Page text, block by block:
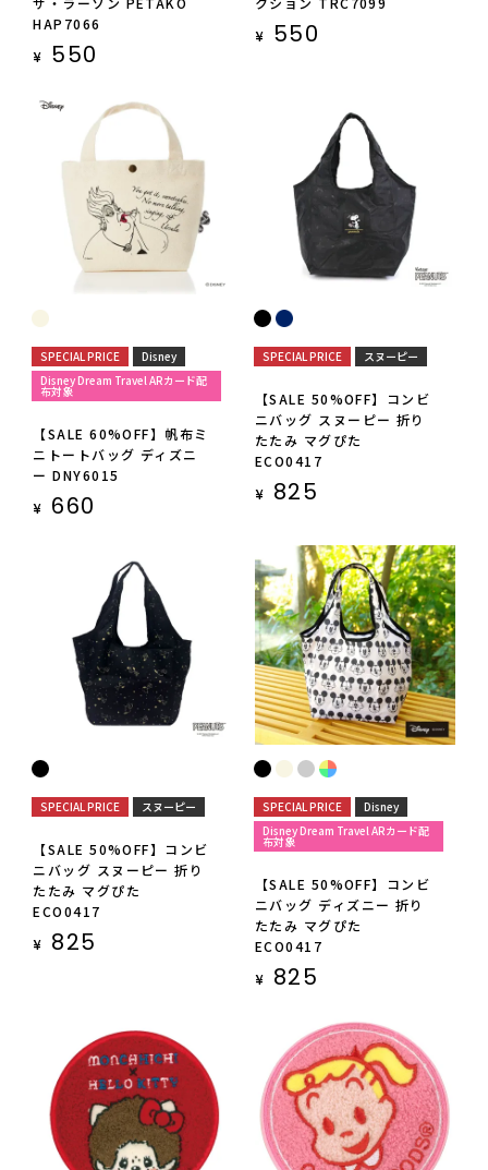
HAP7066
¥ 550
¥ 550
SPECIAL PRICE
Disney
Disney Dream Travel ARカード配
布対象
【SALE 60%OFF】帆布ミ
ニトートバッグ ディズニ
ー DNY6015
¥ 660
SPECIAL PRICE スヌーピー
【SALE 50%OFF】コンビ
ニバッグ スヌーピー 折り
たたみ マグぴた
ECO0417
¥ 825
SPECIAL PRICE スヌーピー
【SALE 50%OFF】コンビ
ニバッグ スヌーピー 折り
たたみ マグぴた
ECO0417
¥ 825
SPECIAL PRICE
Disney
Disney Dream Travel ARカード配
布対象
【SALE 50%OFF】コンビ
ニバッグ ディズニー 折り
たたみ マグぴた
ECO0417
¥ 825